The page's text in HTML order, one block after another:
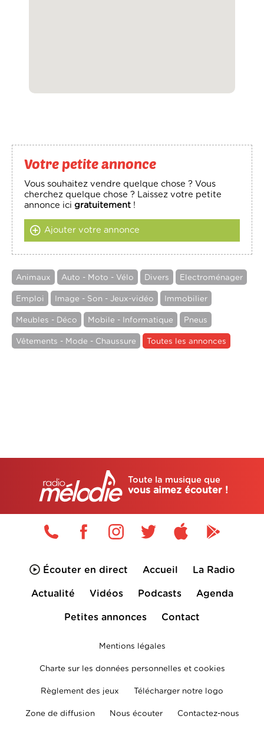
Votre petite annonce
Vous souhaitez vendre quelque chose ? Vous
cherchez quelque chose ? Laissez votre petite
annonce icigratuitement !
Ajouter votre annonce
Animaux Auto - Moto - Vélo Divers Electroménager
Emploi Image - Son - Jeux-vidéo Immobilier
Meubles - Déco Mobile - Informatique Pneus
Vêtements - Mode - Chaussure Toutes les annonces
Toute la musique que
vous aimez écouter !
Écouter en direct Accueil La Radio
Actualité Vidéos Podcasts Agenda
Petites annonces Contact
Mentions légales
Charte sur les données personnelles et cookies
Règlement des jeux Télécharger notre logo
Zone de diffusion Nous écouter Contactez-nous